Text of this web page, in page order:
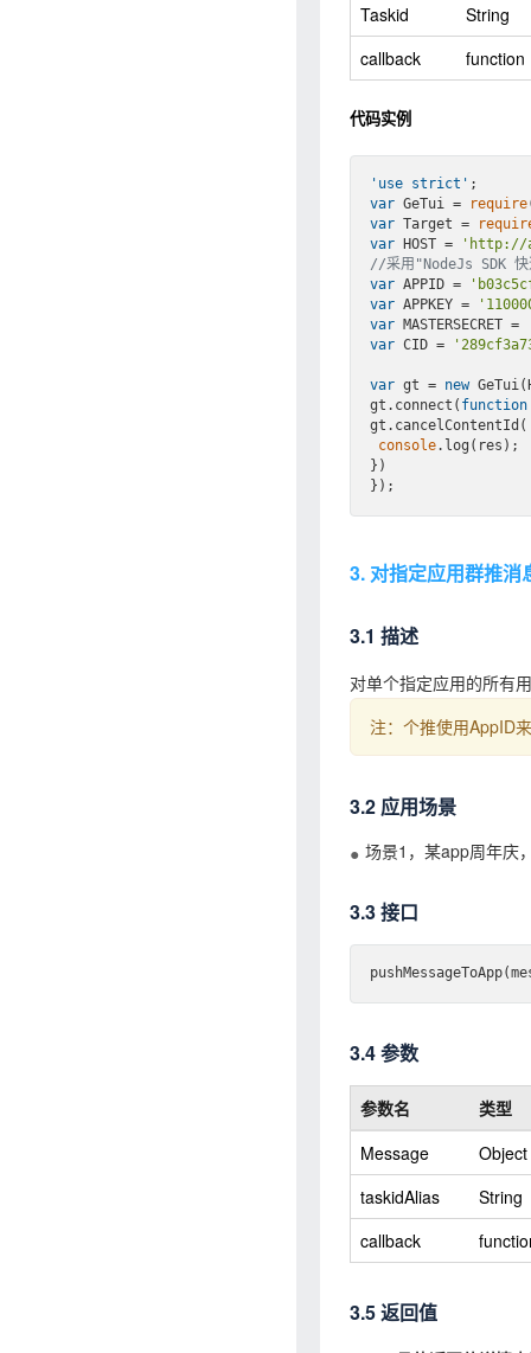
Taskid
String
callback
function
代码实例
'use strict'
var GeTui = require
var Target =
var HOST =
'http://
//采用"NodeJs SDK 快
var APPID =
var APPKEY =
var MASTERSECRET =
var CID =
var gt = new
gt.connect( function
gt.cancelContentId(
console.log(res);
})
3. 对指定应用群推消
3.1 描述
对单个指定应用的所有
注：个推使用AppID
3.2 应用场景
场景1，某app周年庆
3.3 接口
pushMessageToApp(
3.4 参数
参数名
类型
Message
Object
taskidAlias
String
callback
3.5 返回值